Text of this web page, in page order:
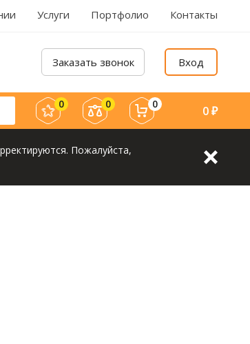
Услуги Портфолио Контакты
Заказать звонок Вход
0 0 0 0₽
Пожалуйста,